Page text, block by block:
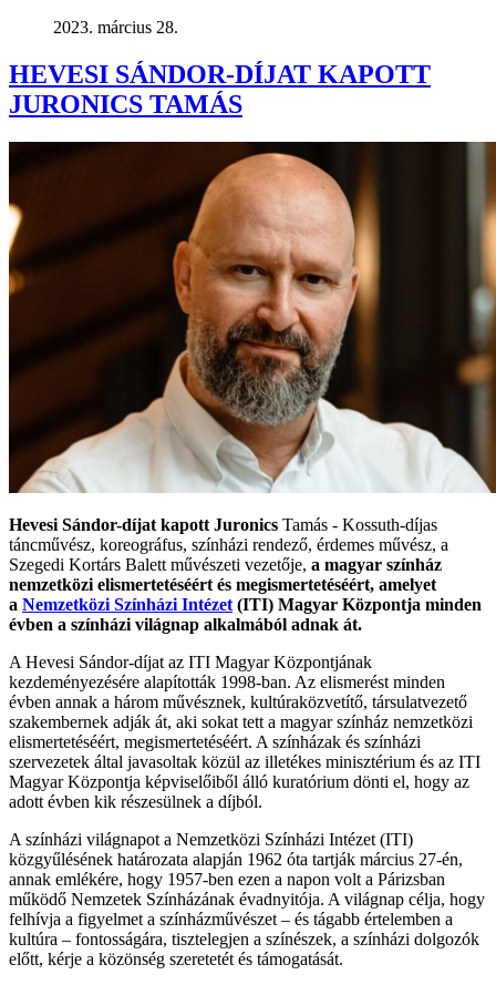
2023. március 28.
HEVESI SÁNDOR-DÍJAT KAPOTT
JURONICS TAMÁS
Hevesi Sándor-díjat kapott Juronics Tamás - Kossuth-díjas
táncművész, koreográfus, színházi rendező, érdemes művész, a
Szegedi Kortárs Balett művészeti vezetője, a magyar színház
nemzetközi elismertetéséért és megismertetéséért, amelyet
a Nemzetközi Színházi Intézet (ITI) Magyar Központja minden
évben a színházi világnap alkalmából adnak át.
A Hevesi Sándor-díjat az ITI Magyar Központjának
kezdeményezésére alapították 1998-ban. Az elismerést minden
évben annak a három művésznek, kultúraközvetítő, társulatvezető
szakembernek adják át, aki sokat tett a magyar színház nemzetközi
elismertetéséért, megismertetéséért. A színházak és színházi
szervezetek által javasoltak közül az illetékes minisztérium és az ITI
Magyar Központja képviselőiből álló kuratórium dönti el, hogy az
adott évben kik részesülnek a díjból.
A színházi világnapot a Nemzetközi Színházi Intézet (ITI)
közgyűlésének határozata alapján 1962 óta tartják március 27-én,
annak emlékére, hogy 1957-ben ezen a napon volt a Párizsban
működő Nemzetek Színházának évadnyitója. A világnap célja, hogy
felhívja a figyelmet a színházművészet – és tágabb értelemben a
kultúra – fontosságára, tisztelegjen a színészek, a színházi dolgozók
előtt, kérje a közönség szeretetét és támogatását.